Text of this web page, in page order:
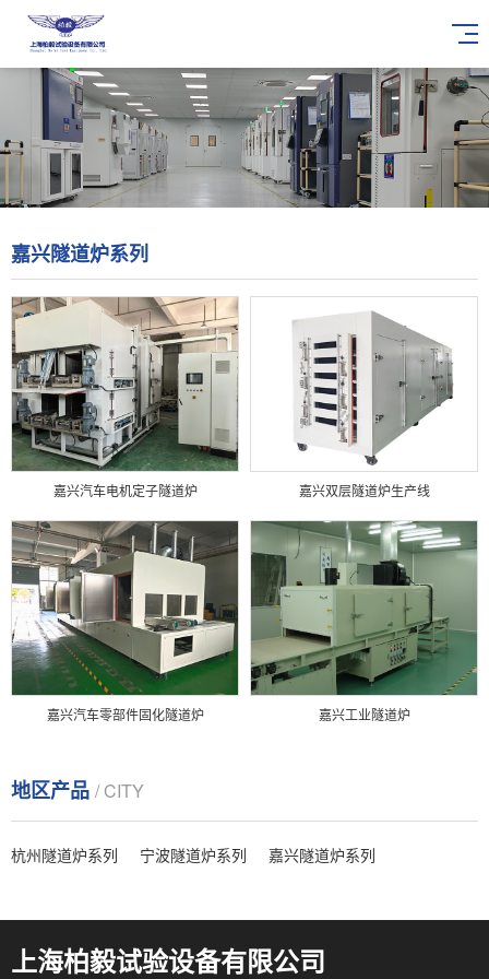
嘉兴隧道炉系列
嘉兴汽车电机定子隧道炉 嘉兴双层隧道炉生产线
嘉兴汽车零部件固化隧道炉 嘉兴工业隧道炉
地区产品 / CITY
杭州隧道炉系列 宁波隧道炉系列 嘉兴隧道炉系列
上海柏毅试验设备有限公司